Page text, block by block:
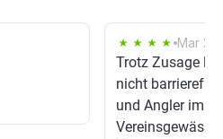
Mar
Trotz Zusage
nicht
und Angler im